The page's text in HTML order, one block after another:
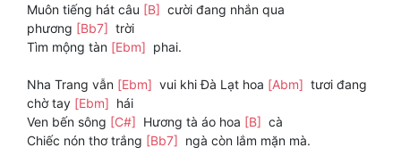
Muôn tiếng hát câu [B] cười đang nhắn qua
phương [Bb7] trời
Tìm mộng tàn [Ebm] phai.
Nha Trang vẫn [Ebm] vui khi Đà Lạt hoa [Abm] tươi đang
chờ tay [Ebm] hái
Ven bến sông [C#] Hương tà áo hoa [B] cà
Chiếc nón thơ trắng [Bb7] ngà còn lắm mặn mà.